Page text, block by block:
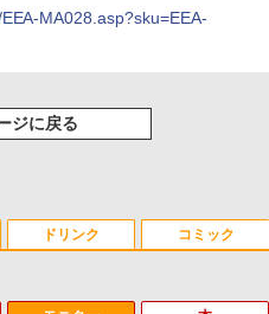
MA028.asp?sku=EEA-
ジに戻る
ドリンク コミック